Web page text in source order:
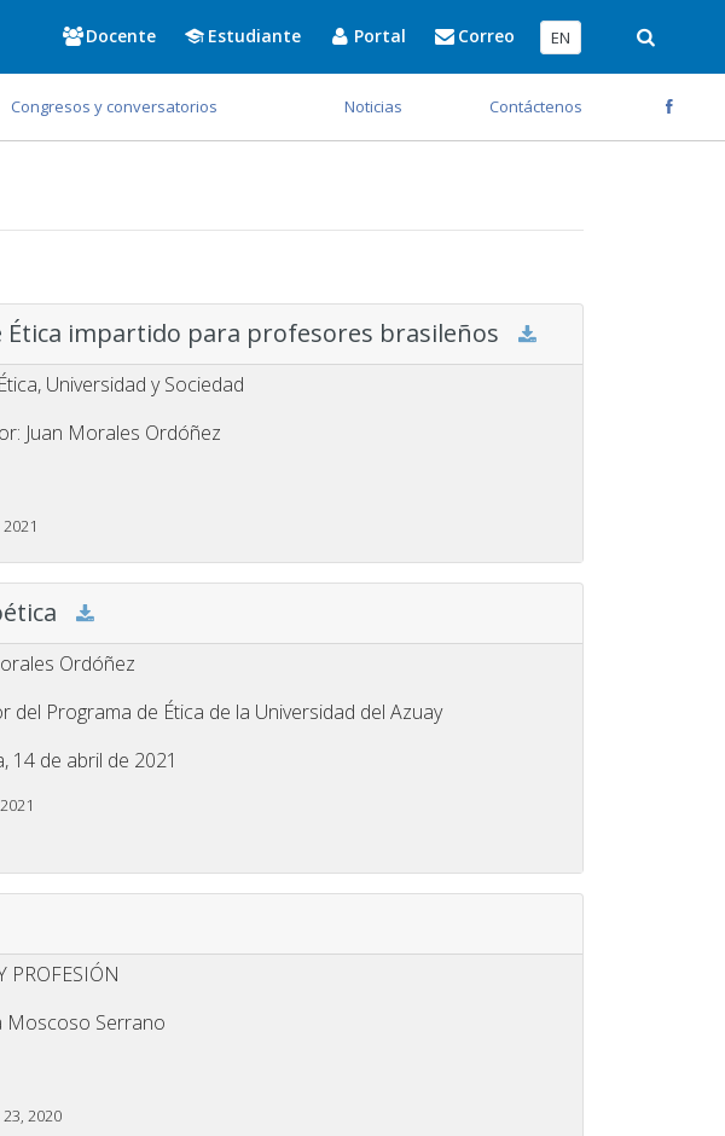
Docente Estudiante Portal Correo EN
Congresos y conversatorios Noticias Contáctenos
Ética impartido para profesores brasileños
Universidad y Sociedad
Juan Morales Ordóñez
Ordóñez
del Programa de Ética de la Universidad del Azuay
14 de abril de 2021
PROFESIÓN
Moscoso Serrano
2020